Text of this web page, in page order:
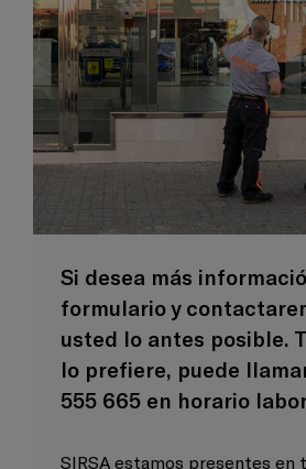
Si desea más
formulario y
usted lo antes posible.
lo prefiere, puede
555 665 en horario
SIRSA estamos presentes en